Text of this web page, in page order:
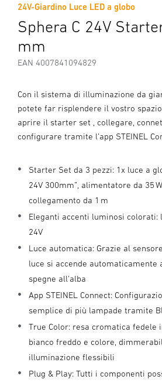
24V-Giardino Luce LED a globo
Sphera C 24V
mm
EAN 4007841094829
Con il sistema di illuminazione da
potete far risplendere il vostro
aprire il starter set , collegare,
configurare tramite l’app STEINEL
Starter Set da 3 pezzi: 1x luce a
24V 300mm”, alimentatore da 35
collegamento da 1 m
Eleganti accenti luminosi colorati:
24V
Luce automatica: Grazie al
luce si accende automaticamente
spegne all'alba
App STEINEL Connect:
semplice di più lampade tramite
True Color: resa cromatica fedele
bianco freddo e colore,
illuminazione flessibili
Plug & Play: Tutti i componenti